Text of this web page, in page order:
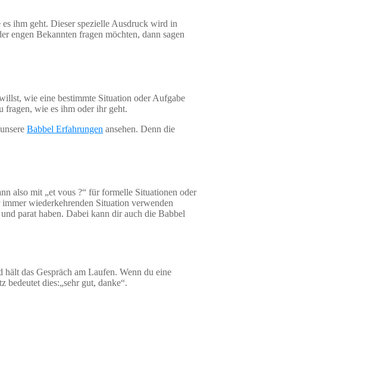
ihm geht. Dieser spezielle Ausdruck wird in
engen Bekannten fragen möchten, dann sagen
wie eine bestimmte Situation oder Aufgabe
fragen, wie es ihm oder ihr geht.
Babbel Erfahrungen ansehen. Denn die
also mit „et vous ?“ für formelle Situationen oder
wiederkehrenden Situation verwenden
parat haben. Dabei kann dir auch die Babbel
das Gespräch am Laufen. Wenn du eine
bedeutet dies:„sehr gut, danke“.